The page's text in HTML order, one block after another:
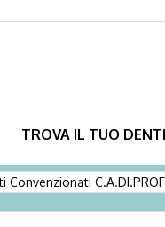
TROVA IL TUO